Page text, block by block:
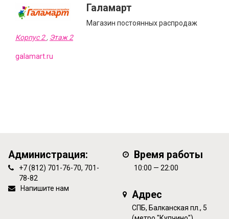
Галамарт
Магазин постоянных распродаж
Корпус 2, Этаж 2
galamart.ru
Администрация:
+7 (812) 701-76-70, 701-
78-82
Напишите нам
Время работы
10:00 — 22:00
Адрес
СПБ, Балканская пл., 5